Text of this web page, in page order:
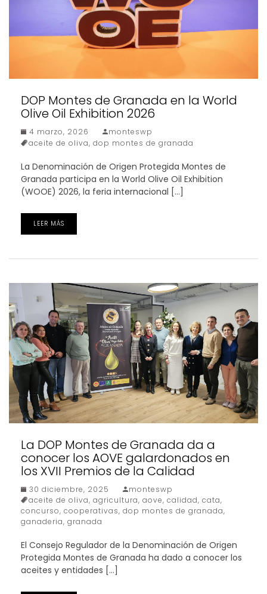
DOP Montes de Granada en la World
Olive Oil Exhibition 2026
4 marzo, 2026
monteswp
aceite de oliva, dop montes de granada
La Denominación de Origen Protegida Montes de
Granada participa en la World Olive Oil Exhibition
(WOOE) 2026, la feria internacional […]
LEER MÁS
La DOP Montes de Granada da a
conocer los AOVE galardonados en
los XVII Premios de la Calidad
30 diciembre, 2025
monteswp
aceite de oliva, agricultura, aove, calidad, cata,
concurso, cooperativas, dop montes de granada,
ganaderia, granada
El Consejo Regulador de la Denominación de Origen
Protegida Montes de Granada ha dado a conocer los
aceites y entidades […]